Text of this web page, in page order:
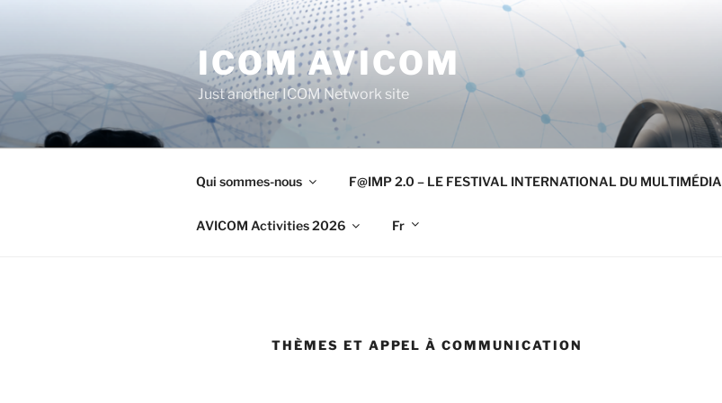
contenu
ICOM AVICOM
Just another ICOM Network site
Qui sommes-nous F@IMP 2.0 – LE FESTIVAL INTERNATIONAL DU MULTIMÉDIA
AVICOM Activities 2026 Fr
THÈMES ET APPEL À COMMUNICATION